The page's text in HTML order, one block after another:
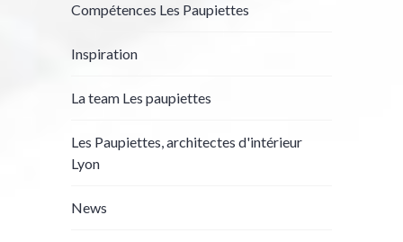
Compétences Les Paupiettes
Inspiration
La team Les paupiettes
Les Paupiettes, architectes d'intérieur
Lyon
News